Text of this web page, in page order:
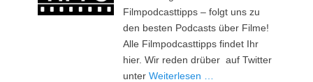
Filmpodcasttipps – folgt uns zu
den besten Podcasts über Filme!
Alle Filmpodcasttipps findet Ihr
hier. Wir reden drüber auf Twitter
unterWeiterlesen …